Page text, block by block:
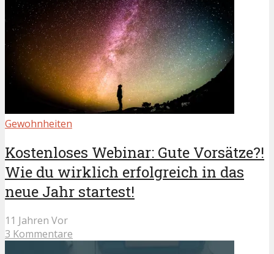
Gewohnheiten
Kostenloses Webinar: Gute Vorsätze?!
Wie du wirklich erfolgreich in das
neue Jahr startest!
11 Jahren Vor
3 Kommentare